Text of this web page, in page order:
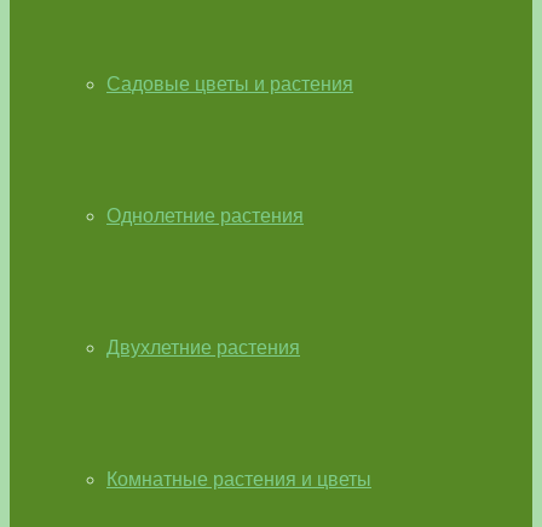
Садовые цветы и растения
Однолетние растения
Двухлетние растения
Комнатные растения и цветы